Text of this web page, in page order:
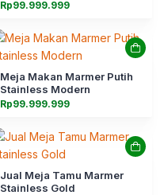
Rp99.999.999
Meja Makan Marmer Putih
Stainless Modern
Rp99.999.999
Jual Meja Tamu Marmer
Stainless Gold